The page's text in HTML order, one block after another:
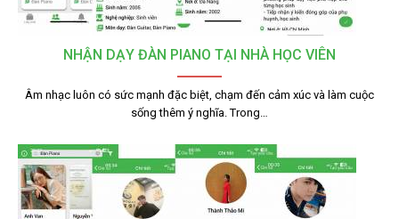
NHẬN DẠY ĐÀN PIANO TẠI NHÀ HỌC VIÊN
Âm nhạc luôn có sức mạnh đặc biệt, chạm đến cảm xúc và làm cuộc
sống thêm ý nghĩa. Trong…